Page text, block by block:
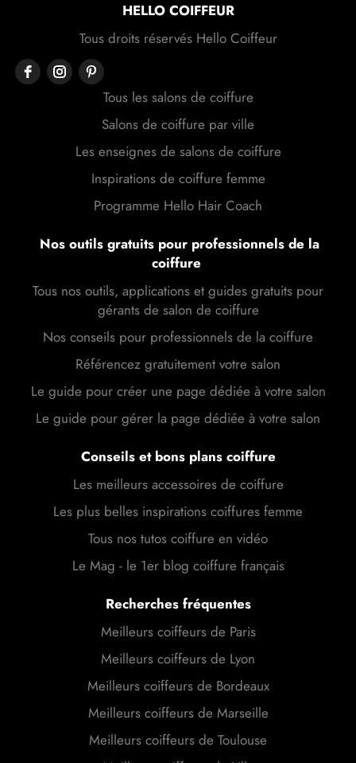
HELLO COIFFEUR
Tous droits réservés Hello Coiffeur
Tous les salons de coiffure
Salons de coiffure par ville
Les enseignes de salons de coiffure
Inspirations de coiffure femme
Programme Hello Hair Coach
Nos outils gratuits pour professionnels de la
coiffure
Tous nos outils, applications et guides gratuits pour
gérants de salon de coiffure
Nos conseils pour professionnels de la coiffure
Référencez gratuitement votre salon
Le guide pour créer une page dédiée à votre salon
Le guide pour gérer la page dédiée à votre salon
Conseils et bons plans coiffure
Les meilleurs accessoires de coiffure
Les plus belles inspirations coiffures femme
Tous nos tutos coiffure en vidéo
Le Mag - le 1er blog coiffure français
Recherches fréquentes
Meilleurs coiffeurs de Paris
Meilleurs coiffeurs de Lyon
Meilleurs coiffeurs de Bordeaux
Meilleurs coiffeurs de Marseille
Meilleurs coiffeurs de Toulouse